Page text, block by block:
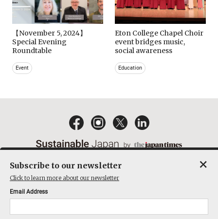
【November 5, 2024】
Special Evening
Roundtable
Event
Eton College Chapel Choir
event bridges music,
social awareness
Education
ACT ON SPECIFIED COMMERCIAL TRANSACTIONS
COMPANY
Subscribe to our newsletter
Click to learn more about our newsletter
Email Address
×